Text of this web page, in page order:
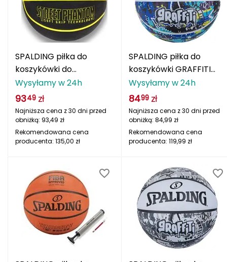
Gear Aid
Gerber
Giant Dragon
Gilmonte
Giro
Grand Trunk
Gregory
Grivel
Gumbies
SPALDING piłka do
koszykówki do
treningów PHANTOM
Wysyłamy w 24h
9349 zł
Najniższa cena z 30 dni przed
obniżką: 93,49 zł
Rekomendowana cena
producenta: 135,00 zł
SPALDING piłka do
koszykówki GRAFFITI
niebieska
Wysyłamy w 24h
8499 zł
Najniższa cena z 30 dni przed
obniżką: 84,99 zł
Rekomendowana cena
producenta: 119,99 zł